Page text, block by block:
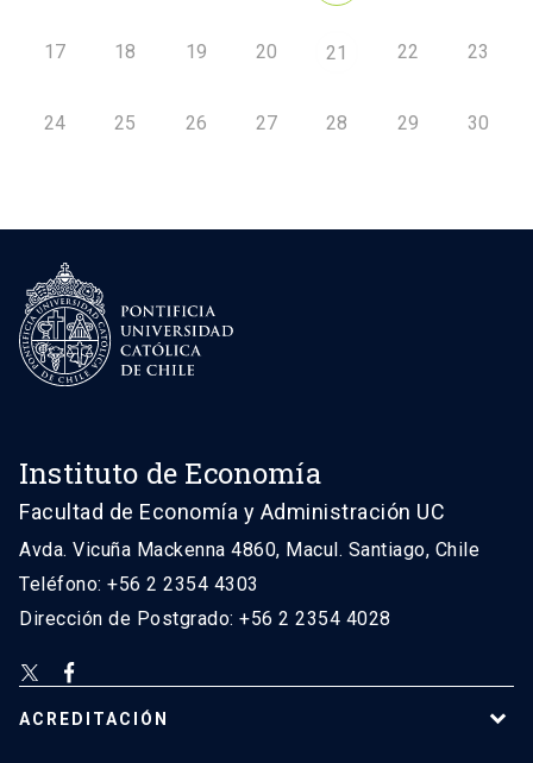
17 18 19 20 21 22 23
24 25 26 27 28 29 30
Instituto de Economía
Facultad de Economía y Administración UC
Avda. Vicuña Mackenna 4860, Macul. Santiago, Chile
Teléfono: +56 2 2354 4303
Dirección de Postgrado: +56 2 2354 4028
ACREDITACIÓN